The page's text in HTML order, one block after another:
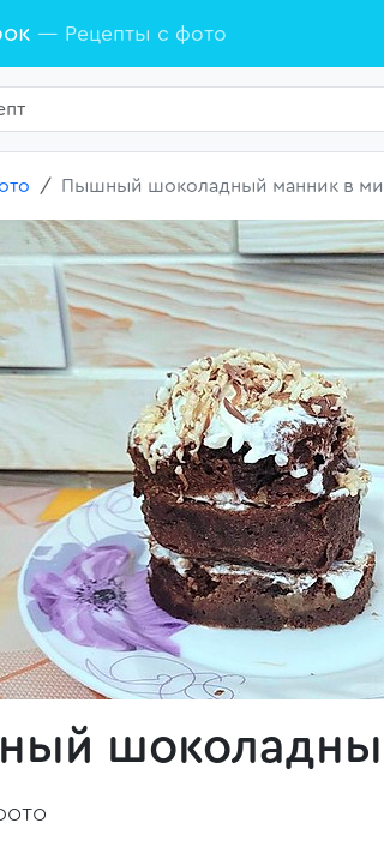
— Рецепты с фото
Пышный шоколадный манник в